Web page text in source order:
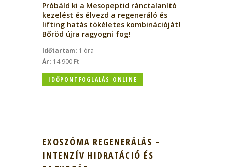
Próbáld ki a Mesopeptid ránctalanító
kezelést és élvezd a regeneráló és
lifting hatás tökéletes kombinációját!
Bőröd újra ragyogni fog!
Időtartam: 1 óra
Ár: 14.900 Ft
IDŐPONTFOGLALÁS ONLINE
EXOSZÓMA REGENERÁLÁS –
INTENZÍV HIDRATÁCIÓ ÉS